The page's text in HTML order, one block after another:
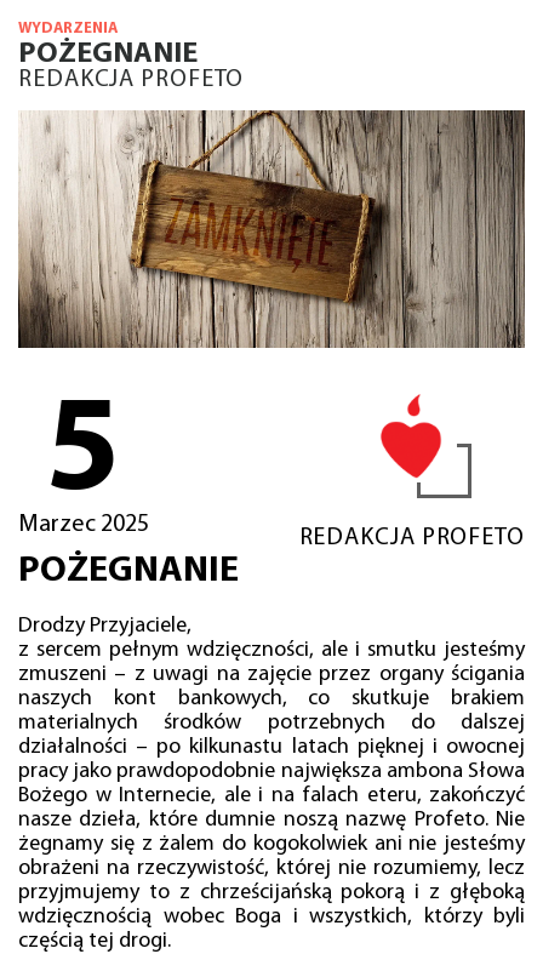
WYDARZENIA
POŻEGNANIE
REDAKCJA PROFETO
5
Marzec 2025
REDAKCJA PROFETO
POŻEGNANIE
Drodzy Przyjaciele,
z sercem pełnym wdzięczności, ale i smutku jesteśmy
zmuszeni – z uwagi na zajęcie przez organy ścigania
naszych kont bankowych, co skutkuje brakiem
materialnych środków potrzebnych do dalszej
działalności – po kilkunastu latach pięknej i owocnej
pracy jako prawdopodobnie największa ambona Słowa
Bożego w Internecie, ale i na falach eteru, zakończyć
nasze dzieła, które dumnie noszą nazwę Profeto. Nie
żegnamy się z żalem do kogokolwiek ani nie jesteśmy
obrażeni na rzeczywistość, której nie rozumiemy, lecz
przyjmujemy to z chrześcijańską pokorą i z głęboką
wdzięcznością wobec Boga i wszystkich, którzy byli
częścią tej drogi.